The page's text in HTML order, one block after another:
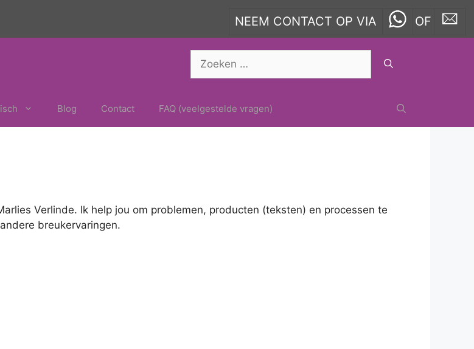
NEEM CONTACT OP VIA OF
naar:
Blog Contact FAQ (veelgestelde vragen)
Verlinde. Ik help jou om problemen, producten (teksten) en processen te
breukervaringen.